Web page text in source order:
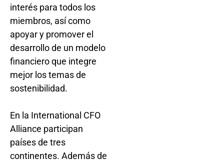
interés para todos los
miembros, así como
apoyar y promover el
desarrollo de un modelo
financiero que integre
mejor los temas de
sostenibilidad.
En la International CFO
Alliance participan
países de tres
continentes. Además de